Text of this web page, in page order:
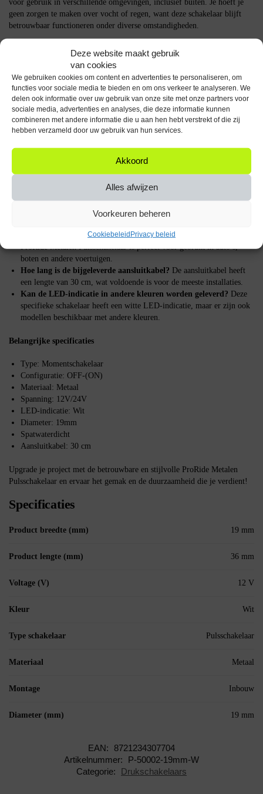
Deze website maakt gebruik
van cookies
We gebruiken cookies om content en advertenties te personaliseren, om
functies voor sociale media te bieden en om ons verkeer te analyseren. We
delen ook informatie over uw gebruik van onze site met onze partners voor
sociale media, advertenties en analyses, die deze informatie kunnen
combineren met andere informatie die u aan hen hebt verstrekt of die zij
hebben verzameld door uw gebruik van hun services.
Akkoord
Alles afwijzen
Voorkeuren beheren
CookiebeleidPrivacy beleid
voor gebruik in verschillende omgevingen, inclusief buiten. Je hoeft je
geen zorgen te maken over vocht of regen, want deze schakelaar blijft
betrouwbaar functioneren onder diverse omstandigheden.
zorgt ook voor duidelijke visuele feedback. Dit maakt het eenvoudig om
te zien of de schakelaar is ingeschakeld, zelfs in donkere omgevingen.
Hoe het product werkt
betekent dat hij alleen actief is zolang je hem ingedrukt houdt. De
schakelaar heeft een OFF-(ON) configuratie en is geschikt voor zowel
12V als 24V systemen. De bijgeleverde aansluitkabel maakt de installatie
Is de schakelaar geschikt voor gebruik in voertuigen?
ProRide Metalen Pulsschakelaar is perfect voor gebruik in auto’s,
boten en andere voertuigen.
Hoe lang is de bijgeleverde aansluitkabel? De aansluitkabel heeft
een lengte van 30 cm, wat voldoende is voor de meeste installaties.
Kan de LED-indicatie in andere kleuren worden geleverd? Deze
specifieke schakelaar heeft een witte LED-indicatie, maar er zijn ook
modellen beschikbaar met andere kleuren.
Belangrijke specificaties
Type: Momentschakelaar
Configuratie: OFF-(ON)
Materiaal: Metaal
Spanning: 12V/24V
LED-indicatie: Wit
Diameter: 19mm
Spatwaterdicht
Aansluitkabel: 30 cm
Upgrade je project met de betrouwbare en stijlvolle ProRide Metalen
Pulsschakelaar en ervaar het gemak en de duurzaamheid die je verdient!
Specificaties
Product breedte (mm) 19 mm
Product lengte (mm) 36 mm
Voltage (V) 12 V
Kleur Wit
Type schakelaar Pulsschakelaar
Materiaal Metaal
Montage Inbouw
Diameter (mm) 19 mm
EAN:
8721234307704
Artikelnummer:
P-50002-19mm-W
Categorie:
Drukschakelaars